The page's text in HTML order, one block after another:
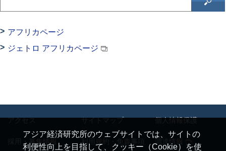
アフリカページ
ジェトロ アフリカページ
アジア経済研究所のウェブサイトでは、サイトの
利便性向上を目指して、クッキー（Cookie）を使
アクセス サイトマップ 個人情報保護
採用・募集情報 利用規約・免責事項